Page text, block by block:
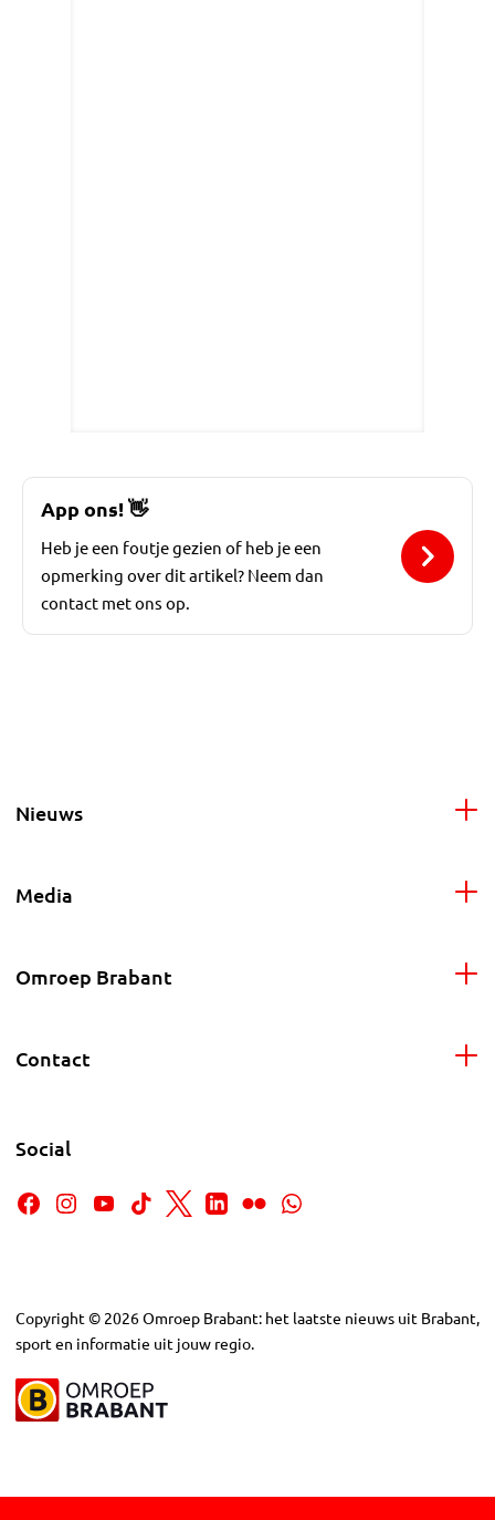
App ons!👋
Heb je een foutje gezien of heb je een
opmerking over dit artikel? Neem dan
contact met ons op.
Nieuws
Media
Omroep Brabant
Contact
Social
Copyright © 2026Omroep Brabant: het laatste nieuws uit Brabant,
sport en informatie uit jouw regio.